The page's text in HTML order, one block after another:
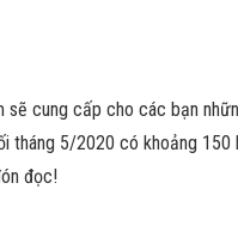
sẽ cung cấp cho các bạn
tháng 5/2020 có khoảng
đọc!